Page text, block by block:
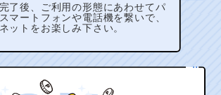
了後、ご利用の形態にあわせてパ
マートフォンや電話機を繋いで、
ットをお楽しみ下さい。